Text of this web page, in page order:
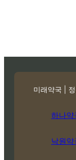
미래약국 |
하나약
낙원약